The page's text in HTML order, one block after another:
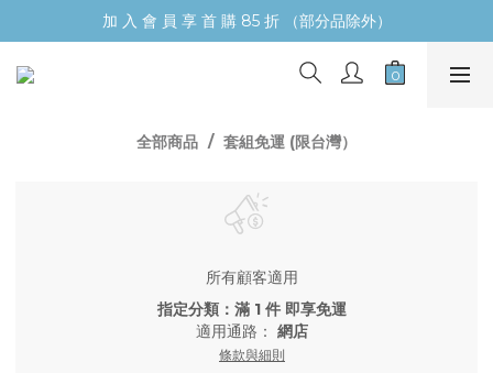
加 入 會 員 享 首 購 85 折 （部分品除外）
全部商品 套組免運 (限台灣）
所有顧客適用
指定分類：滿 1 件 即享免運
適用通路： 網店
條款與細則